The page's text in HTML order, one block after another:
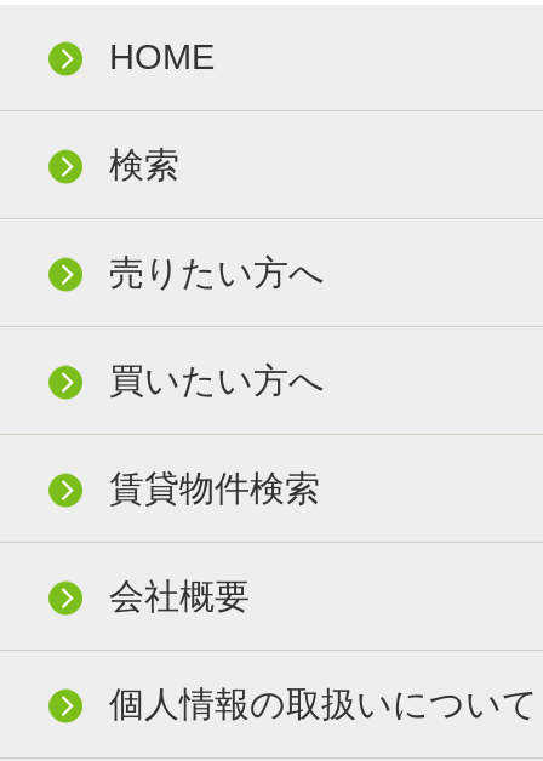
HOME
検索
売りたい方へ
買いたい方へ
賃貸物件検索
会社概要
個人情報の取扱いについて